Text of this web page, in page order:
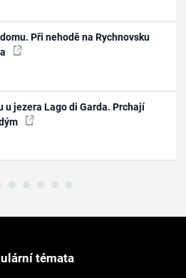
Při nehodě na Rychnovsku
u jezera Lago di Garda. Prchají
témata